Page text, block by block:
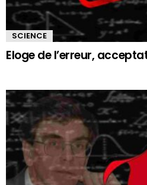
SCIENCE
Eloge de l’erreur,